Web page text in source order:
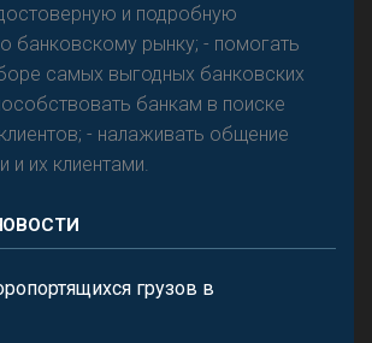
и подробную
банковскому рынку; - помогать
самых выгодных банковских
банкам в поиске
- налаживать общение
их клиентами.
грузов в